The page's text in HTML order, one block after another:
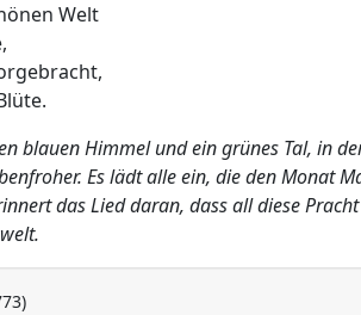
Welt
blauen Himmel und ein grünes Tal, in
Es lädt alle ein, die den Monat
das Lied daran, dass all diese